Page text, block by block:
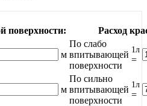
поверхности: Расход
м
По слабо
впитывающей
поверхности
1л
=
м
По сильно
впитывающей
поверхности
1л
=